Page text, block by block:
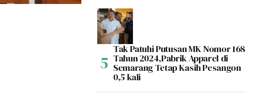
Tak Patuhi Putusan MK Nomor 168
Tahun 2024,Pabrik Apparel di
Semarang Tetap Kasih Pesangon
0,5 kali